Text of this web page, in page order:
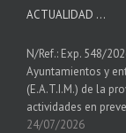
ACTUALIDAD …
N/Ref.: Exp. 548/
Ayuntamientos y
(E.A.T.I.M.) de la
actividades en
24/07/2026